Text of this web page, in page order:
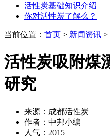
活性炭基础知识介绍
你对活性炭了解么？
当前位置： 首页 > 新闻资讯 >
活性炭吸附煤
研究
来源：成都活性炭
作者：中邦小编
人气：2015